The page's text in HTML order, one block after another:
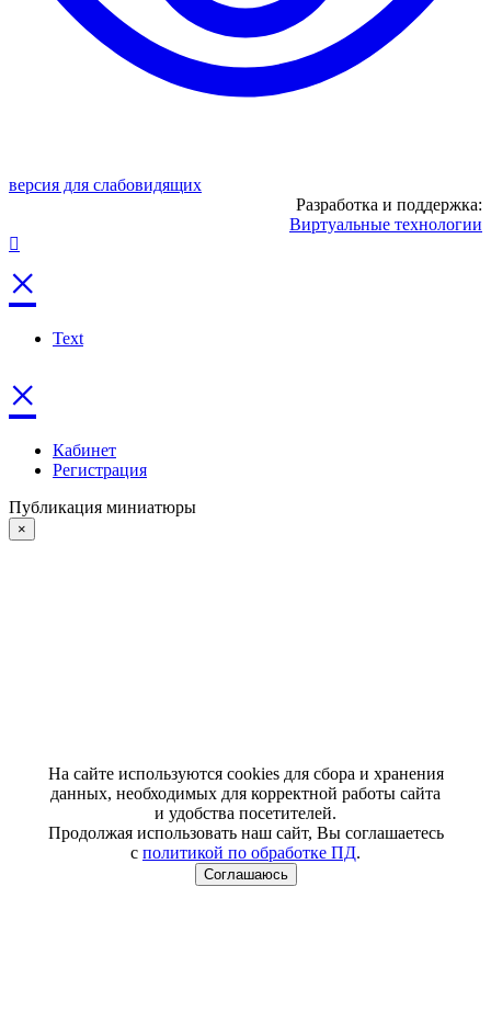
версия для слабовидящих
Разработка и поддержка:
Виртуальные технологии
×
Text
×
Кабинет
Регистрация
Публикация миниатюры
×
На сайте используются cookies для сбора и хранения
данных, необходимых для корректной работы сайта
и удобства посетителей.
Продолжая использовать наш сайт, Вы соглашаетесь
с политикой по обработке ПД.
Соглашаюсь